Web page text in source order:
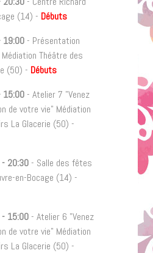
(14) - Débuts
19:00 - Présentation
Théâtre des
(50) - Débuts
15:00 - Atelier 7 "Venez
de votre vie" Médiation
La Glacerie (50) -
- 20:30 - Salle des fêtes
en-Bocage (14) -
- 15:00 - Atelier 6 "Venez
de votre vie" Médiation
La Glacerie (50) -